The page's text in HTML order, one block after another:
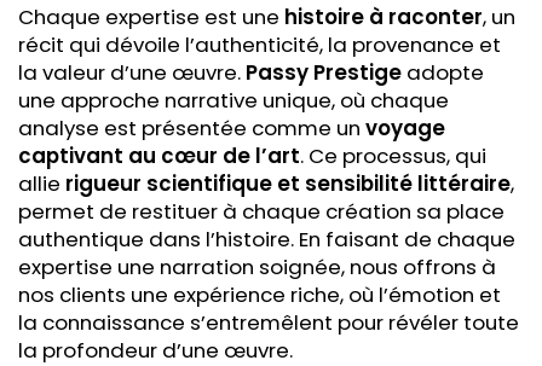
Chaque expertise est une histoire à raconter, un
récit qui dévoile l’authenticité, la provenance et
la valeur d’une œuvre. Passy Prestige adopte
une approche narrative unique, où chaque
analyse est présentée comme un voyage
captivant au cœur de l’art. Ce processus, qui
allie rigueur scientifique et sensibilité littéraire,
permet de restituer à chaque création sa place
authentique dans l’histoire. En faisant de chaque
expertise une narration soignée, nous offrons à
nos clients une expérience riche, où l’émotion et
la connaissance s’entremêlent pour révéler toute
la profondeur d’une œuvre.